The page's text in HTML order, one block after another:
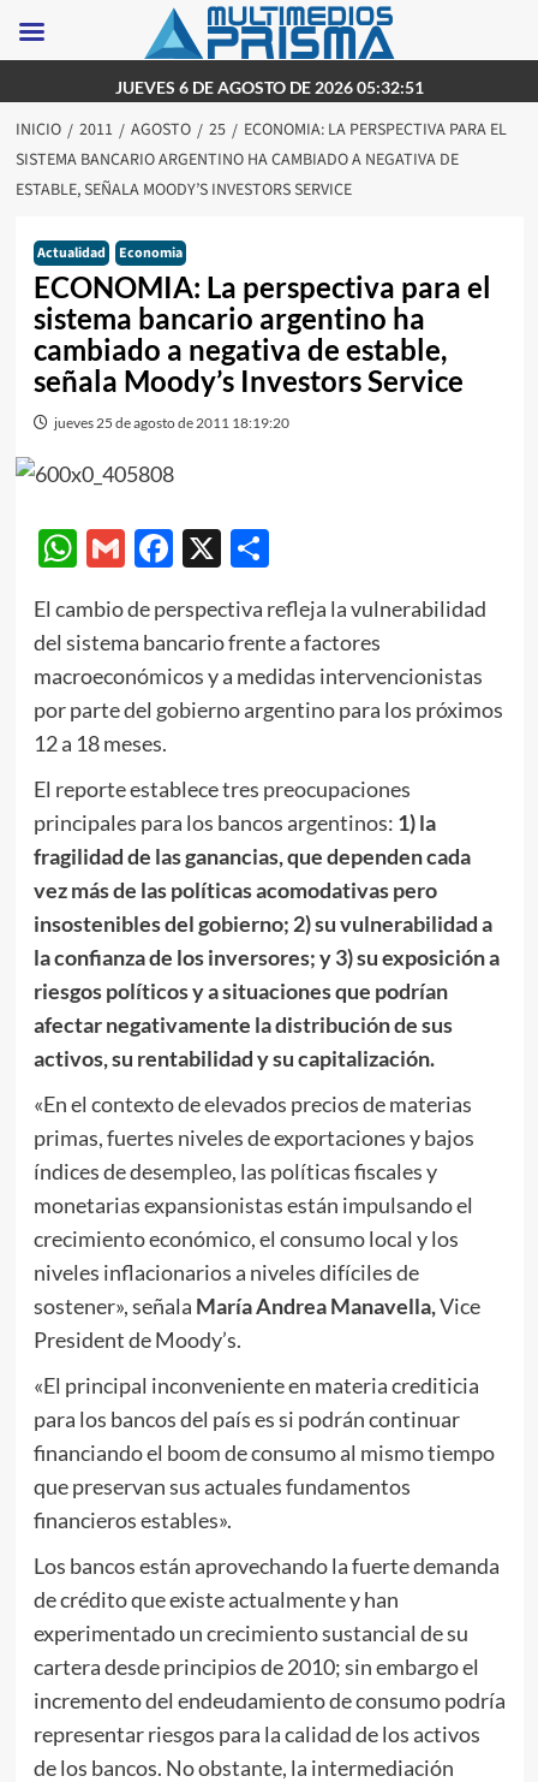
al
contenido
JUEVES 6 DE AGOSTO DE 2026 05:32:51
INICIO 2011 AGOSTO 25
ECONOMIA: LA PERSPECTIVA PARA EL
SISTEMA BANCARIO ARGENTINO HA CAMBIADO A NEGATIVA DE
ESTABLE, SEÑALA MOODY’S INVESTORS SERVICE
Actualidad Economia
ECONOMIA: La perspectiva para el
sistema bancario argentino ha
cambiado a negativa de estable,
señala Moody’s Investors Service
jueves 25 de agosto de 2011 18:19:20
WhatsApp
GmailFacebook
X Compartir
El cambio de perspectiva refleja la vulnerabilidad
del sistema bancario frente a factores
macroeconómicos y a medidas intervencionistas
por parte del gobierno argentino para los próximos
12 a 18 meses.
El reporte establece tres preocupaciones
principales para los bancos argentinos: 1) la
fragilidad de las ganancias, que dependen cada
vez más de las políticas acomodativas pero
insostenibles del gobierno; 2) su vulnerabilidad a
la confianza de los inversores; y 3) su exposición a
riesgos políticos y a situaciones que podrían
afectar negativamente la distribución de sus
activos, su rentabilidad y su capitalización.
«En el contexto de elevados precios de materias
primas, fuertes niveles de exportaciones y bajos
índices de desempleo, las políticas fiscales y
monetarias expansionistas están impulsando el
crecimiento económico, el consumo local y los
niveles inflacionarios a niveles difíciles de
sostener», señala María Andrea Manavella,Vice
President de Moody’s.
«El principal inconveniente en materia crediticia
para los bancos del país es si podrán continuar
financiando el boom de consumo al mismo tiempo
que preservan sus actuales fundamentos
financieros estables».
Los bancos están aprovechando la fuerte demanda
de crédito que existe actualmente y han
experimentado un crecimiento sustancial de su
cartera desde principios de 2010; sin embargo el
incremento del endeudamiento de consumo podría
representar riesgos para la calidad de los activos
de los bancos. No obstante, la intermediación